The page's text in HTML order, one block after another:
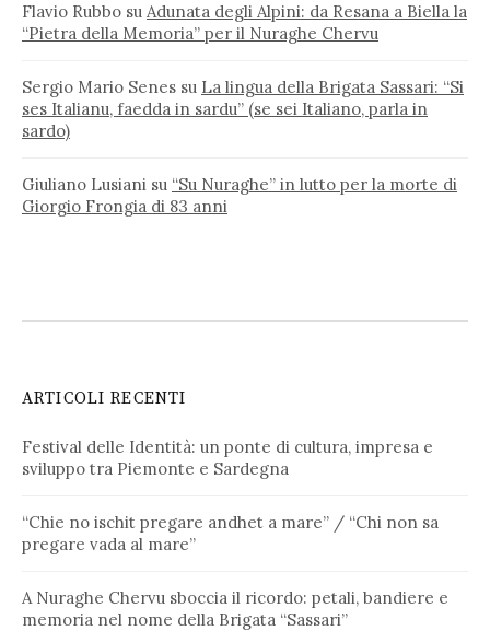
Flavio Rubbo su Adunata degli Alpini: da Resana a Biella la
“Pietra della Memoria” per il Nuraghe Chervu
Sergio Mario Senes su La lingua della Brigata Sassari: “Si
ses Italianu, faedda in sardu” (se sei Italiano, parla in
sardo)
Giuliano Lusiani su “Su Nuraghe” in lutto per la morte di
Giorgio Frongia di 83 anni
ARTICOLI RECENTI
Festival delle Identità: un ponte di cultura, impresa e
sviluppo tra Piemonte e Sardegna
“Chie no ischit pregare andhet a mare” / “Chi non sa
pregare vada al mare”
A Nuraghe Chervu sboccia il ricordo: petali, bandiere e
memoria nel nome della Brigata “Sassari”